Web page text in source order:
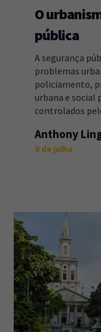
O
pública
A segurança
problemas
policiamento,
urbana e
controlados
Anthony
9 de julho